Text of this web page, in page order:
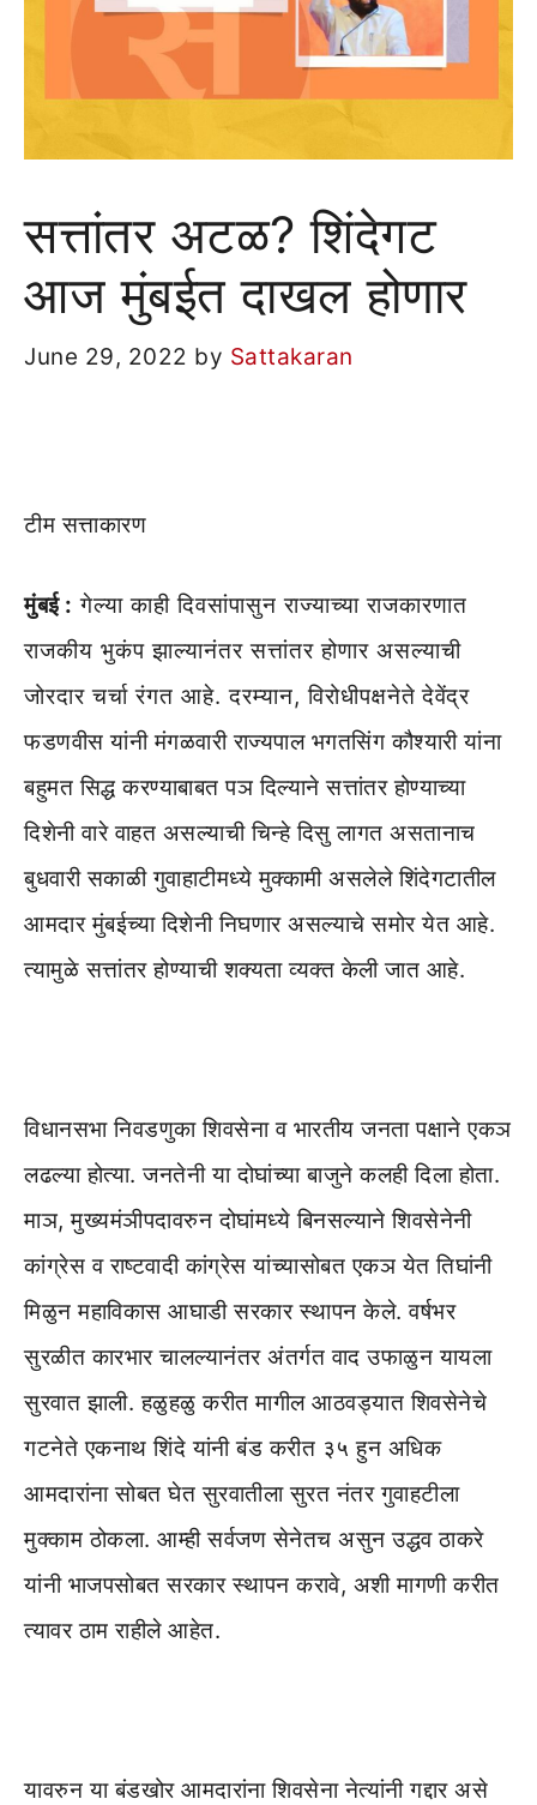
सत्तांतर अटळ? शिंदेगट
आज मुंबईत दाखल होणार
June 29, 2022 by Sattakaran
टीम सत्ताकारण
मुंबई : गेल्या काही दिवसांपासुन राज्याच्या राजकारणात
राजकीय भुकंप झाल्यानंतर सत्तांतर होणार असल्याची
जोरदार चर्चा रंगत आहे. दरम्यान, विरोधीपक्षनेते देवेंद्र
फडणवीस यांनी मंगळवारी राज्यपाल भगतसिंग कौश्यारी यांना
बहुमत सिद्ध करण्याबाबत पञ दिल्याने सत्तांतर होण्याच्या
दिशेनी वारे वाहत असल्याची चिन्हे दिसु लागत असतानाच
बुधवारी सकाळी गुवाहाटीमध्ये मुक्कामी असलेले शिंदेगटातील
आमदार मुंबईच्या दिशेनी निघणार असल्याचे समोर येत आहे.
त्यामुळे सत्तांतर होण्याची शक्यता व्यक्त केली जात आहे.
विधानसभा निवडणुका शिवसेना व भारतीय जनता पक्षाने एकञ
लढल्या होत्या. जनतेनी या दोघांच्या बाजुने कलही दिला होता.
माञ, मुख्यमंञीपदावरुन दोघांमध्ये बिनसल्याने शिवसेनेनी
कांग्रेस व राष्टवादी कांग्रेस यांच्यासोबत एकञ येत तिघांनी
मिळुन महाविकास आघाडी सरकार स्थापन केले. वर्षभर
सुरळीत कारभार चालल्यानंतर अंतर्गत वाद उफाळुन यायला
सुरवात झाली. हळुहळु करीत मागील आठवड्यात शिवसेनेचे
गटनेते एकनाथ शिंदे यांनी बंड करीत ३५ हुन अधिक
आमदारांना सोबत घेत सुरवातीला सुरत नंतर गुवाहटीला
मुक्काम ठोकला. आम्ही सर्वजण सेनेतच असुन उद्धव ठाकरे
यांनी भाजपसोबत सरकार स्थापन करावे, अशी मागणी करीत
त्यावर ठाम राहीले आहेत.
यावरुन या बंडखोर आमदारांना शिवसेना नेत्यांनी गद्दार असे